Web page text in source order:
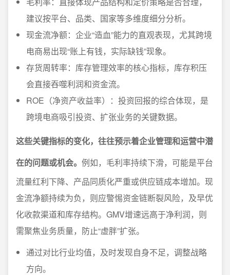
建议按平台、品类、国家等多维度细分分析。
现金流净额：企业“造血”能力的直观表现，尤其跨境
电商易出现“账上有钱，实际缺钱”现象。
存货周转率：库存管理效率的核心指标，库存积压
会直接吞噬利润和资金流。
ROE（净资产收益率）：投资回报的综合体现，是
跨境电商吸引投资、扩张业务的关键数据。
这些关键指标的变化，往往预示着企业管理和运营中潜
在的问题或机会。 例如，毛利率持续下滑，可能是平台
流量红利下降、产品同质化严重或供应链成本增加。现
金流净额持续为负，则应警惕资金链断裂风险，及早优
化收款渠道和库存结构。GMV增速远高于净利润，则
需聚焦业务质量，防止“虚胖”扩张。
通过对比行业均值，及时发现自身不足，调整战略
方向。